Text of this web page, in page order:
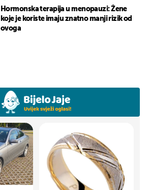
Hormonska terapija u menopauzi: Žene
koje je koriste imaju znatno manji rizik od
ovoga